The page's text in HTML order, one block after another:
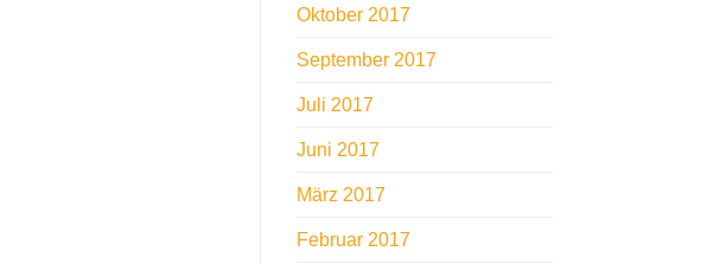
Oktober 2017
September 2017
Juli 2017
Juni 2017
März 2017
Februar 2017